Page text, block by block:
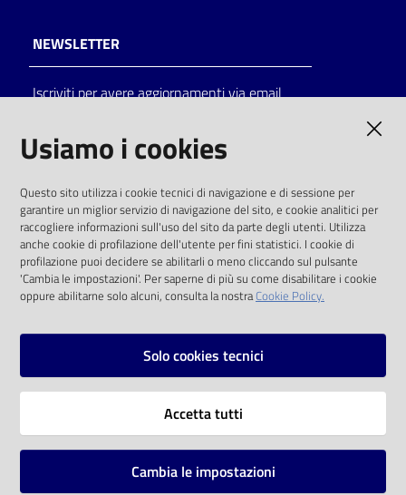
on line
Eventi
Chiedi al
bibliotecario
Avvisi
NEWSLETTER
Iscriviti per avere aggiornamenti via email
solo alle condizioni previste dalla direttiva
comunitaria 2003/98/CE e dal d.lgs. 36/2006
SOCIAL
Instagram
Vai alla pagina
Usiamo i cookies
Questo sito utilizza i cookie tecnici di navigazione e di sessione per
garantire un miglior servizio di navigazione del sito, e cookie analitici per
raccogliere informazioni sull'uso del sito da parte degli utenti. Utilizza
anche cookie di profilazione dell'utente per fini statistici. I cookie di
profilazione puoi decidere se abilitarli o meno cliccando sul pulsante
'Cambia le impostazioni'. Per saperne di più su come disabilitare i cookie
oppure abilitarne solo alcuni, consulta la nostraCookie Policy.
Solo cookies tecnici
Accetta tutti
Cambia le impostazioni